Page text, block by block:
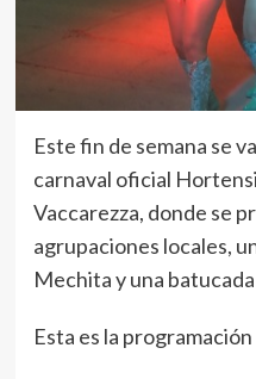
Este fin de semana se
carnaval oficial
Vaccarezza, donde se
agrupaciones locales,
Mechita y una
Esta es la